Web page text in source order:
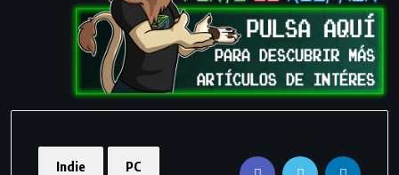
Indie PC